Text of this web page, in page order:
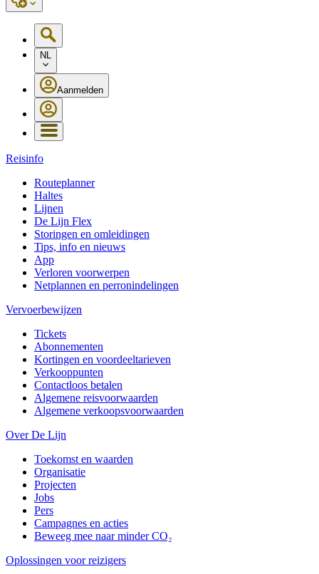
NL
Aanmelden
Reisinfo
Routeplanner
Haltes
Lijnen
De Lijn Flex
Storingen en omleidingen
Tips, info en nieuws
App
Verloren voorwerpen
Netplannen en perronindelingen
Vervoerbewijzen
Tickets
Abonnementen
Kortingen en voordeeltarieven
Verkooppunten
Contactloos betalen
Algemene reisvoorwaarden
Algemene verkoopsvoorwaarden
Over De Lijn
Toekomst en waarden
Organisatie
Projecten
Jobs
Pers
Campagnes en acties
Beweeg mee naar minder CO₂
Oplossingen voor reizigers